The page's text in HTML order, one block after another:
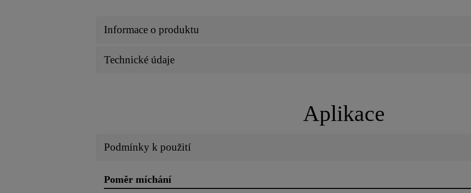
Informace o produktu
Technické údaje
Aplikace
Podmínky k použití
Poměr míchání